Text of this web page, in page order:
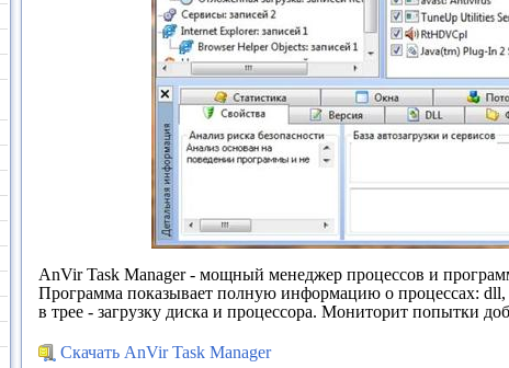
AnVir Task Manager- мощный менеджер процессов и
Программа показывает полную информацию о процессах:
в трее - загрузку диска и процессора. Мониторит попытки
Скачать AnVir Task Manager